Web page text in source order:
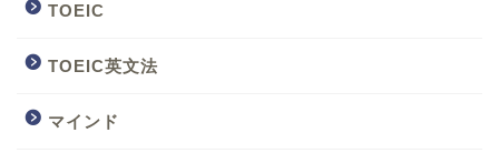
TOEIC
TOEIC英文法
マインド